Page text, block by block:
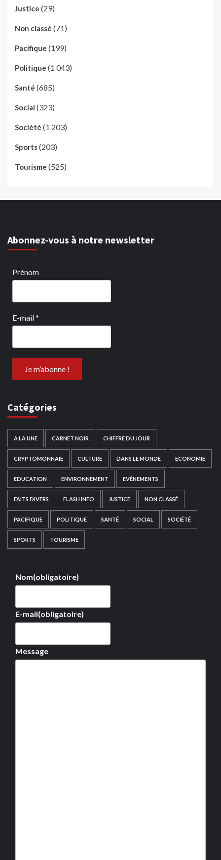
Justice (29)
Non classé (71)
Pacifique (199)
Politique (1 043)
Santé (685)
Social (323)
Société (1 203)
Sports(203)
Tourisme (525)
Abonnez-vous à notre newsletter
Prénom
E-mail*
Catégories
A LA UNE CARNET NOIR CHIFFRE DU JOUR
CRYPTOMONNAIE CULTURE DANS LE MONDE ECONOMIE
EDUCATION ENVIRONNEMENT EVÉNEMENTS
FAITS DIVERS FLASH INFO JUSTICE NON CLASSÉ
PACIFIQUE POLITIQUE SANTÉ SOCIAL SOCIÉTÉ
SPORTS TOURISME
Nom(obligatoire)
E-mail(obligatoire)
Message